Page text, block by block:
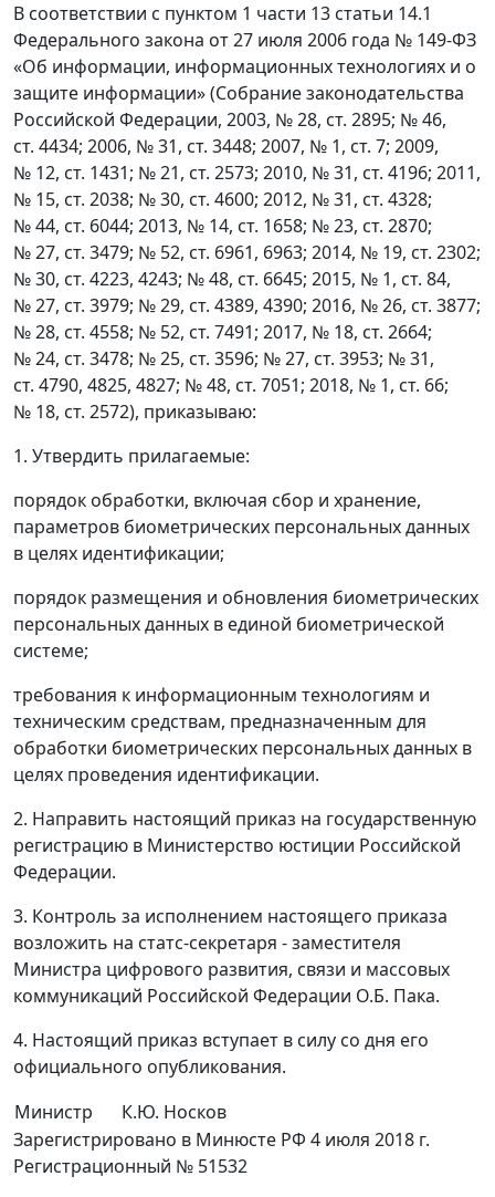
В соответствии с пунктом 1 части 13 статьи 14.1
Федерального закона от 27 июля 2006 года № 149-ФЗ
«Об информации, информационных технологиях и о
защите информации» (Собрание законодательства
Российской Федерации, 2003, № 28, ст. 2895; № 46,
ст. 4434; 2006, № 31, ст. 3448; 2007, № 1, ст. 7; 2009,
№ 12, ст. 1431; № 21, ст. 2573; 2010, № 31, ст. 4196; 2011,
№ 15, ст. 2038; № 30, ст. 4600; 2012, № 31, ст. 4328;
№ 44, ст. 6044; 2013, № 14, ст. 1658; № 23, ст. 2870;
№ 27, ст. 3479; № 52, ст. 6961, 6963; 2014, № 19, ст. 2302;
№ 30, ст. 4223, 4243; № 48, ст. 6645; 2015, № 1, ст. 84,
№ 27, ст. 3979; № 29, ст. 4389, 4390; 2016, № 26, ст. 3877;
№ 28, ст. 4558; № 52, ст. 7491; 2017, № 18, ст. 2664;
№ 24, ст. 3478; № 25, ст. 3596; № 27, ст. 3953; № 31,
ст. 4790, 4825, 4827; № 48, ст. 7051; 2018, № 1, ст. 66;
№ 18, ст. 2572), приказываю:
1. Утвердить прилагаемые:
порядок обработки, включая сбор и хранение,
параметров биометрических персональных данных
в целях идентификации;
порядок размещения и обновления биометрических
персональных данных в единой биометрической
системе;
требования к информационным технологиям и
техническим средствам, предназначенным для
обработки биометрических персональных данных в
целях проведения идентификации.
2. Направить настоящий приказ на государственную
регистрацию в Министерство юстиции Российской
Федерации.
3. Контроль за исполнением настоящего приказа
возложить на статс-секретаря - заместителя
Министра цифрового развития, связи и массовых
коммуникаций Российской Федерации О.Б. Пака.
4. Настоящий приказ вступает в силу со дня его
официального опубликования.
Министр
К.Ю. Носков
Зарегистрировано в Минюсте РФ 4 июля 2018 г.
Регистрационный № 51532